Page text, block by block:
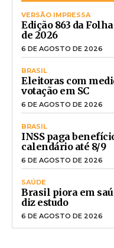
VERSÃO IMPRESSA
Edição 863 da
de 2026
6 DE AGOSTO DE 2026
BRASIL
Eleitoras com
votação em SC
6 DE AGOSTO DE 2026
BRASIL
INSS paga
calendário até 8/9
6 DE AGOSTO DE 2026
SAÚDE
Brasil piora em
diz estudo
6 DE AGOSTO DE 2026